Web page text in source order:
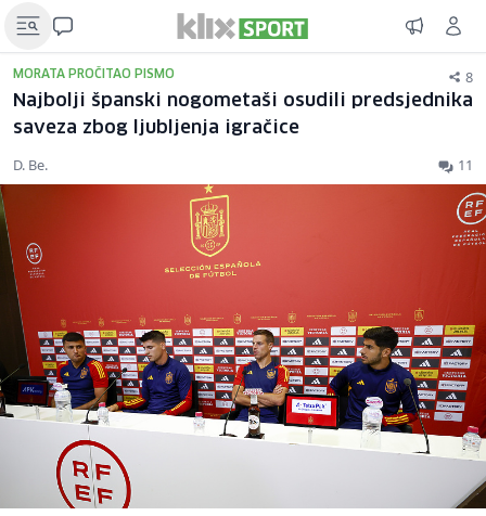
MORATA PROČITAO PISMO 8
Najbolji španski nogometaši osudili predsjednika
saveza zbog ljubljenja igračice
D. Be. 11